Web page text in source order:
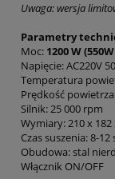
Uwaga: wersja
Parametry
Moc: 1200 W
Napięcie: AC220V
Temperatura
Prędkość
Silnik: 25 000 rpm
Wymiary: 210 x 182
Czas suszenia: 8-12
Obudowa: stal
Włącznik ON/OFF